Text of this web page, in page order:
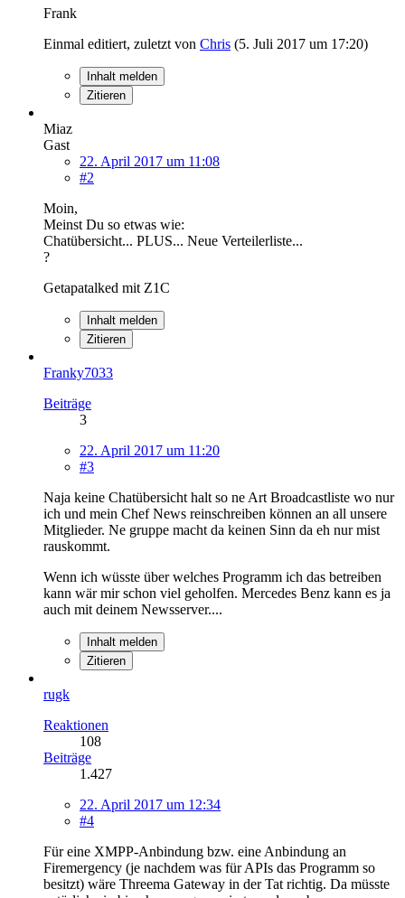
Frank
Einmal editiert, zuletzt von Chris (5. Juli 2017 um 17:20)
Inhalt melden
Zitieren
Miaz
Gast
22. April 2017 um 11:08
#2
Moin,
Meinst Du so etwas wie:
Chatübersicht... PLUS... Neue Verteilerliste...
?
Getapatalked mit Z1C
Inhalt melden
Zitieren
Franky7033
Beiträge
3
22. April 2017 um 11:20
#3
Naja keine Chatübersicht halt so ne Art Broadcastliste wo nur
ich und mein Chef News reinschreiben können an all unsere
Mitglieder. Ne gruppe macht da keinen Sinn da eh nur mist
rauskommt.
Wenn ich wüsste über welches Programm ich das betreiben
kann wär mir schon viel geholfen. Mercedes Benz kann es ja
auch mit deinem Newsserver....
Inhalt melden
Zitieren
rugk
Reaktionen
108
Beiträge
1.427
22. April 2017 um 12:34
#4
Für eine XMPP-Anbindung bzw. eine Anbindung an
Firemergency (je nachdem was für APIs das Programm so
besitzt) wäre Threema Gateway in der Tat richtig. Da müsste